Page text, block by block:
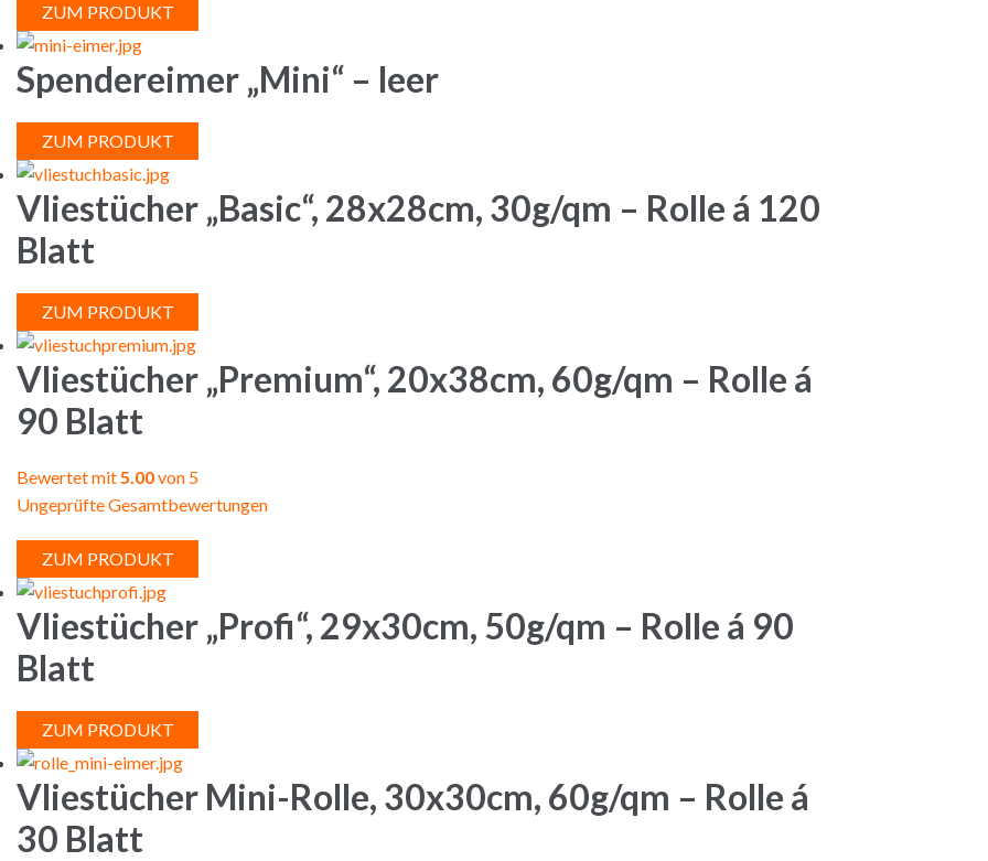
ZUM PRODUKT
Spendereimer „Mini“ – leer
ZUM PRODUKT
Vliestücher „Basic“, 28x28cm, 30g/qm – Rolle á 120
Blatt
ZUM PRODUKT
Vliestücher „Premium“, 20x38cm, 60g/qm – Rolle á
90 Blatt
Bewertet mit5.00von 5
Ungeprüfte Gesamtbewertungen
ZUM PRODUKT
Vliestücher „Profi“, 29x30cm, 50g/qm – Rolle á 90
Blatt
ZUM PRODUKT
Vliestücher Mini-Rolle, 30x30cm, 60g/qm – Rolle á
30 Blatt